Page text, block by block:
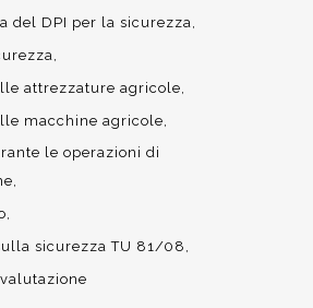
del DPI per la sicurezza
attrezzature agricole
macchine agricole
le operazioni di
sicurezza TU 81/08
valutazione